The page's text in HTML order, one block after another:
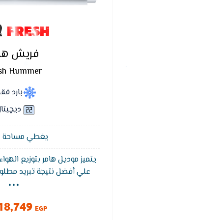
FRESH
فريش
Hummer
بارد
يغطي مساحة 12 متر²
يتميز موديل هامر بتوزيع
علي أفضل نتيجة تبريد
فريش هامر
التشغيل التلقائى يقوم
تلقائيا عند عودة التيار
...
EGP